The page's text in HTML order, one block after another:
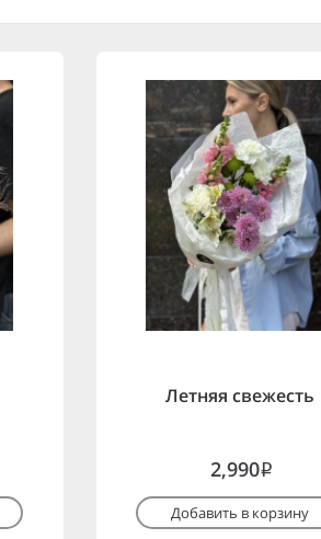
Летняя свежесть
2,990i
Добавить в корзину